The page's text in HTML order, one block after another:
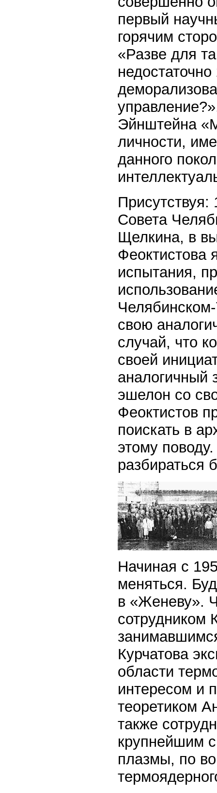
первый
горячим
«Разве для
Эйнштейна
личности,
данного
Присутствуя:
Совета
Щелкина, в
Феоктистова
испытания,
свою
случай, что
своей
аналогичный
эшелон со
Феоктистов
поискать в
этому
разбираться
Начиная с
меняться.
в «Женеву».
Курчатова
области
интересом и
теоретиком
также
крупнейшим
плазмы, по